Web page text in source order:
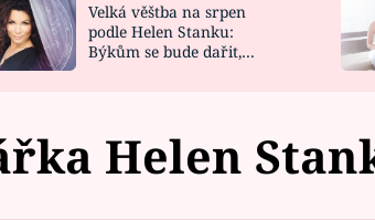
NOVINKY
VIDEORECEPTY
DESIGN
Velká věštba na srpen
podle Helen Stanku:
Býkům se bude dařit,
Helen